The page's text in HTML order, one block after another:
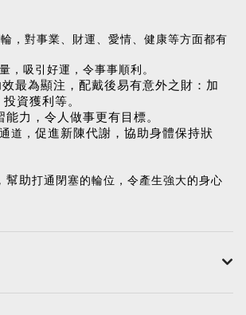
，對事業、財運、愛情、健康等方面都有
，吸引好運，令事事順利。
最為顯注，配戴後易有意外之財：加
資獲利等。
力，令人做事更有目標。
道， 促進新陳代謝，協助身體保持狀
幫助打通閉塞的輪位，令產生強大的身心